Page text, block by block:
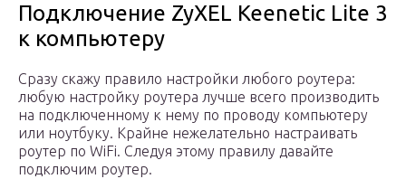
Подключение ZyXEL Keenetic Lite 3
к компьютеру
Сразу скажу правило настройки любого роутера:
любую настройку роутера лучше всего производить
на подключенному к нему по проводу компьютеру
или ноутбуку. Крайне нежелательно настраивать
роутер по WiFi. Следуя этому правилу давайте
подключим роутер.